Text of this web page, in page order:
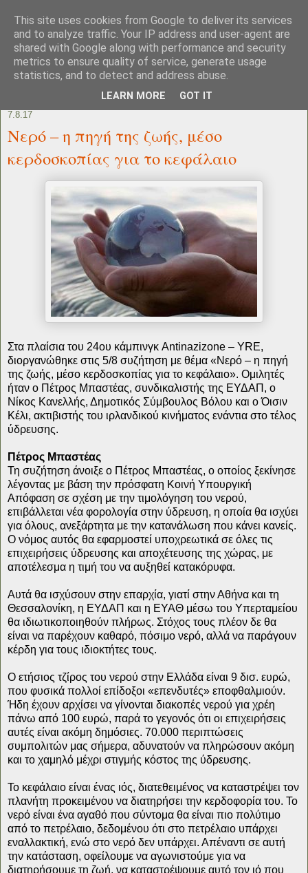
7.8.17
Νερό – η πηγή της ζωής, μέσο
κερδοσκοπίας για το κεφάλαιο
Στα πλαίσια του 24ου κάμπινγκ Antinazizone – YRE,
διοργανώθηκε στις 5/8 συζήτηση με θέμα «Νερό – η πηγή
της ζωής, μέσο κερδοσκοπίας για το κεφάλαιο». Ομιλητές
ήταν ο Πέτρος Μπαστέας, συνδικαλιστής της ΕΥΔΑΠ, ο
Νίκος Κανελλής, Δημοτικός Σύμβουλος Βόλου και ο Όισιν
Κέλι, ακτιβιστής του ιρλανδικού κινήματος ενάντια στο τέλος
ύδρευσης.
Πέτρος Μπαστέας
Τη συζήτηση άνοιξε ο Πέτρος Μπαστέας, ο οποίος ξεκίνησε
λέγοντας με βάση την πρόσφατη Κοινή Υπουργική
Απόφαση σε σχέση με την τιμολόγηση του νερού,
επιβάλλεται νέα φορολογία στην ύδρευση, η οποία θα ισχύει
για όλους, ανεξάρτητα με την κατανάλωση που κάνει κανείς.
Ο νόμος αυτός θα εφαρμοστεί υποχρεωτικά σε όλες τις
επιχειρήσεις ύδρευσης και αποχέτευσης της χώρας, με
αποτέλεσμα η τιμή του να αυξηθεί κατακόρυφα.
Αυτά θα ισχύσουν στην επαρχία, γιατί στην Αθήνα και τη
Θεσσαλονίκη, η ΕΥΔΑΠ και η ΕΥΑΘ μέσω του Υπερταμείου
θα ιδιωτικοποιηθούν πλήρως. Στόχος τους πλέον δε θα
είναι να παρέχουν καθαρό, πόσιμο νερό, αλλά να παράγουν
κέρδη για τους ιδιοκτήτες τους.
Ο ετήσιος τζίρος του νερού στην Ελλάδα είναι 9 δισ. ευρώ,
που φυσικά πολλοί επίδοξοι «επενδυτές» εποφθαλμιούν.
Ήδη έχουν αρχίσει να γίνονται διακοπές νερού για χρέη
πάνω από 100 ευρώ, παρά το γεγονός ότι οι επιχειρήσεις
αυτές είναι ακόμη δημόσιες. 70.000 περιπτώσεις
συμπολιτών μας σήμερα, αδυνατούν να πληρώσουν ακόμη
και το χαμηλό μέχρι στιγμής κόστος της ύδρευσης.
Το κεφάλαιο είναι ένας ιός, διατεθειμένος να καταστρέψει τον
πλανήτη προκειμένου να διατηρήσει την κερδοφορία του. Το
νερό είναι ένα αγαθό που σύντομα θα είναι πιο πολύτιμο
από το πετρέλαιο, δεδομένου ότι στο πετρέλαιο υπάρχει
εναλλακτική, ενώ στο νερό δεν υπάρχει. Απέναντι σε αυτή
την κατάσταση, οφείλουμε να αγωνιστούμε για να
διατηρήσουμε τη ζωή, να καταστρέψουμε αυτό τον ιό που
This site uses cookies from Google to deliver its services
and to analyze traffic. Your IP address and user-agent are
shared with Google along with performance and security
metrics to ensure quality of service, generate usage
statistics, and to detect and address abuse.
LEARN MORE GOT IT